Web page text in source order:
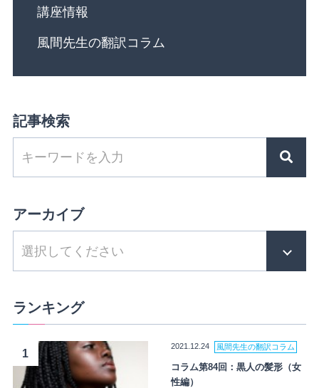
講座情報
風間先生の翻訳コラム
記事検索
アーカイブ
ランキング
1
2021.12.24 風間先生の翻訳コラム
コラム第84回：黒人の髪形（女
性編）